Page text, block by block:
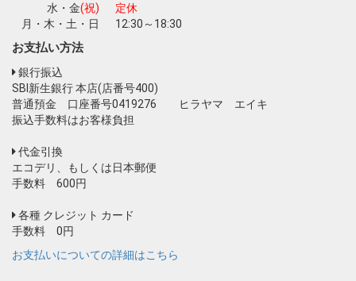
水・金(祝)
定休
月・木・土・日
12:30～18:30
お支払い方法
銀行振込
SBI新生銀行 本店(店番号400)
普通預金 口座番号0419276 ヒラヤマ エイキ
振込手数料はお客様負担
代金引換
エコデリ、もしくは日本郵便
手数料 600円
各種 クレジット カード
手数料 0円
お支払いについての詳細はこちら